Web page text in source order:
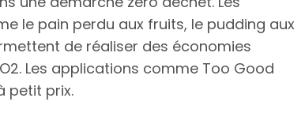
le pain perdu aux fruits, le pudding aux
de réaliser des économies
Les applications comme Too Good
petit prix.